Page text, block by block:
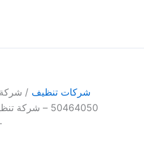
شركات تنظيف / شركة
50464050 –